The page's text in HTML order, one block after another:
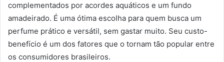
complementados por acordes aquáticos e um fundo
amadeirado. É uma ótima escolha para quem busca um
perfume prático e versátil, sem gastar muito. Seu custo-
benefício é um dos fatores que o tornam tão popular entre
os consumidores brasileiros.